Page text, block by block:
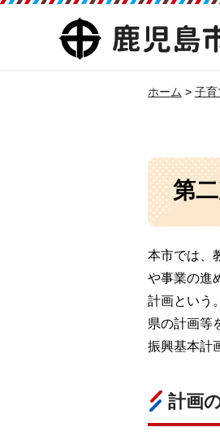
鹿児島市
ホーム > 子育
第
本市では、
や事業の進
計画という
県の計画等
振興基本計
計画